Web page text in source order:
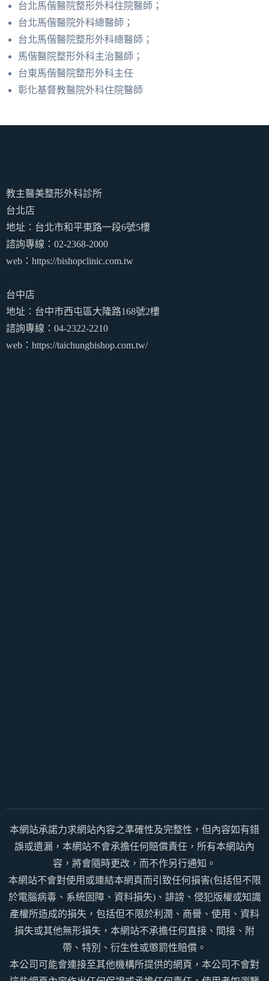
台北馬偕醫院整形外科住院醫師；
台北馬偕醫院外科總醫師；
台北馬偕醫院整形外科總醫師；
馬偕醫院整形外科主治醫師；
台東馬偕醫院整形外科主任
彰化基督教醫院外科住院醫師
教主醫美整形外科診所
台北店
地址：台北市和平東路一段6號5樓
諮詢專線：02-2368-2000
web：https://bishopclinic.com.tw
台中店
地址：台中市西屯區大隆路168號2樓
諮詢專線：04-2322-2210
web：https://taichungbishop.com.tw/
本網站承諾力求網站內容之準確性及完整性，但內容如有錯
誤或遺漏，本網站不會承擔任何賠償責任，所有本網站內
容，將會隨時更改，而不作另行通知。
本網站不會對使用或連結本網頁而引致任何損害(包括但不限
於電腦病毒、系統固障、資料損失)、誹謗、侵犯版權或知識
產權所造成的損失，包括但不限於利潤、商譽、使用、資料
損失或其他無形損失，本網站不承擔任何直接、間接、附
帶、特別、衍生性或懲罰性賠償。
本公司可能會連接至其他機構所提供的網頁，本公司不會對